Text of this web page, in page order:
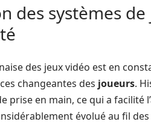
des systèmes
des jeux vidéo est en
changeantes des joueurs.
prise en main, ce qui a facilité
évolué au fil des